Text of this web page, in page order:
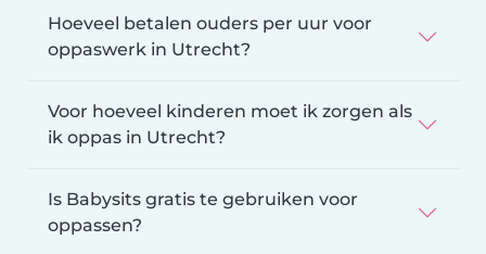
Hoeveel betalen ouders per uur voor
oppaswerk in Utrecht?
Voor hoeveel kinderen moet ik zorgen als
ik oppas in Utrecht?
Is Babysits gratis te gebruiken voor
oppassen?